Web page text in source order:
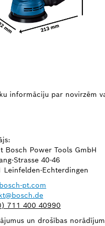
informāciju par novirzēm
Bosch Power Tools GmbH
Strasse 40-46
Leinfelden-Echterdingen
pt.com
711 400 40990
un drošības